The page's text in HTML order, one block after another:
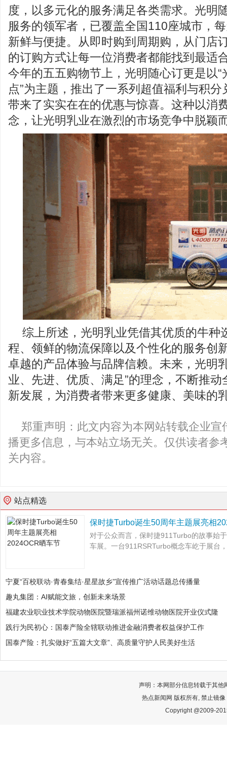
度，以多元化的服务满足各类需求。光明
服务的领军者，已覆盖全国110座城市，
新鲜与便捷。从即时购到周期购，从门店
的订购方式让每一位消费者都能找到最适
今年的五五购物节上，光明随心订更是以
点”为主题，推出了一系列超值福利与积
带来了实实在在的优惠与惊喜。这种以消
念，让光明乳业在激烈的市场竞争中脱颖
综上所述，光明乳业凭借其优质的牛种
程、领鲜的物流保障以及个性化的服务创
卓越的产品体验与品牌信赖。未来，光明
业、先进、优质、满足”的理念，不断推
新发展，为消费者带来更多健康、美味的
郑重声明：此文内容为本网站转载企业宣
播更多信息，与本站立场无关。仅供读者参
关内容。
站点精选
保时捷Turbo诞生50周年主题展亮相
对于公众而言，保时捷911Turbo的故事始
车展。一台911RSRTurbo概念车屹于展台
宁夏“百校联动·青春集结·星星故乡”宣传推广活动话题总传播量
趣丸集团：AI赋能文旅，创新未来场景
福建农业职业技术学院动物医院暨瑞派福州诺维动物医院开业仪式隆
践行为民初心：国泰产险全辖联动推进金融消费者权益保护工作
国泰产险：扎实做好“五篇大文章”、高质量守护人民美好生活
声明：本网部分信息转载于其他
热点新闻网 版权所有, 禁止镜
Copyright @2009-